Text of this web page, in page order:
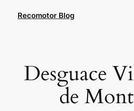
Recomotor Blog
Desguace
de